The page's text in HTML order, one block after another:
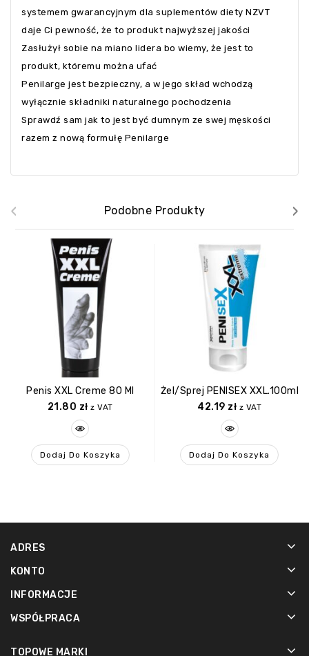
systemem gwarancyjnym dla suplementów diety NZVT
daje Ci pewność, że to produkt najwyższej jakości
Zasłużył sobie na miano lidera bo wiemy, że jest to
produkt, któremu można ufać
Penilarge jest bezpieczny, a w jego skład wchodzą
wyłącznie składniki naturalnego pochodzenia
Sprawdź sam jak to jest być dumnym ze swej męskości
razem z nową formułę Penilarge
Podobne Produkty
Penis XXL Creme 80 Ml
21.80 zł z VAT
Dodaj Do Koszyka
Żel/sprej PENISEX XXL.100ml
42.19 zł z VAT
Dodaj Do Koszyka
‹ ›
ADRES
KONTO
INFORMACJE
WSPÓŁPRACA
TOPOWE MARKI